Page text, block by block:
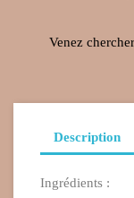
Venez
Description
Ingrédients :